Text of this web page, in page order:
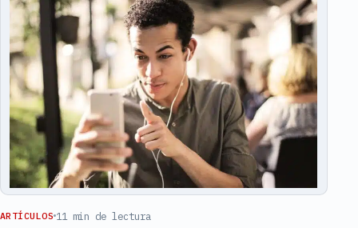
ARTÍCULOS 11 min de lectura